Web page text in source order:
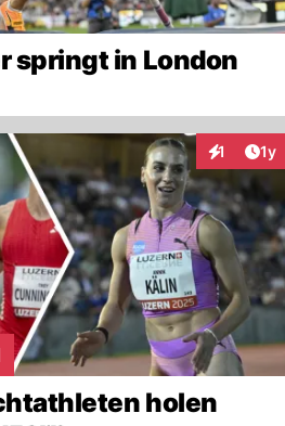
springt in London
1 1y
holen